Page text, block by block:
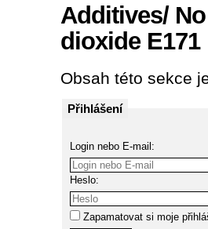
Additives/
dioxide E171
Obsah této sekce
Přihlášení
Login nebo E-mail:
Heslo:
Zapamatovat si moje